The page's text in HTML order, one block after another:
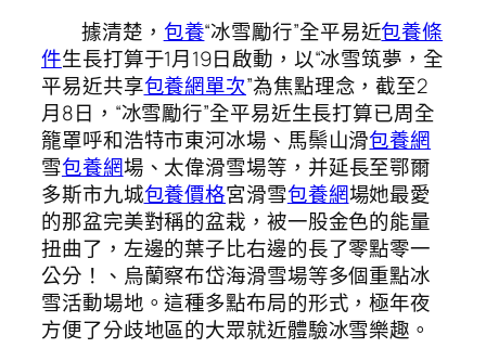
據清楚， 包養“冰雪勵行”全平易近包養條
件生長打算于1月19日啟動，以“冰雪筑夢，全
平易近共享包養網單次”為焦點理念，截至2
月8日，“冰雪勵行”全平易近生長打算已周全
籠罩呼和浩特市東河冰場、馬鬃山滑包養網
雪包養網場、太偉滑雪場等，并延長至鄂爾
多斯市九城包養價格宮滑雪包養網場她最愛
的那盆完美對稱的盆栽，被一股金色的能量
扭曲了，左邊的葉子比右邊的長了零點零一
公分！、烏蘭察布岱海滑雪場等多個重點冰
雪活動場地。這種多點布局的形式，極年夜
方便了分歧地區的大眾就近體驗冰雪樂趣。